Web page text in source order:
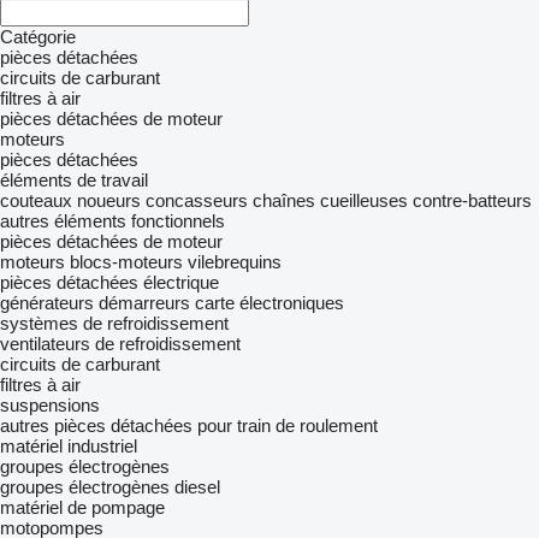
Catégorie
pièces détachées
circuits de carburant
filtres à air
pièces détachées de moteur
moteurs
pièces détachées
éléments de travail
couteaux noueurs concasseurs chaînes cueilleuses contre-batteurs
autres éléments fonctionnels
pièces détachées de moteur
moteurs blocs-moteurs vilebrequins
pièces détachées électrique
générateurs démarreurs carte électroniques
systèmes de refroidissement
ventilateurs de refroidissement
circuits de carburant
filtres à air
suspensions
autres pièces détachées pour train de roulement
matériel industriel
groupes électrogènes
groupes électrogènes diesel
matériel de pompage
motopompes